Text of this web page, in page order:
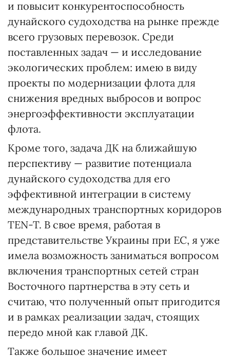
и повысит конкурентоспособность
дунайского судоходства на рынке прежде
всего грузовых перевозок. Среди
поставленных задач — и исследование
экологических проблем: имею в виду
проекты по модернизации флота для
снижения вредных выбросов и вопрос
энергоэффективности эксплуатации
флота.
Кроме того, задача ДК на ближайшую
перспективу — развитие потенциала
дунайского судоходства для его
эффективной интеграции в систему
международных транспортных коридоров
TEN-T. В свое время, работая в
представительстве Украины при ЕС, я уже
имела возможность заниматься вопросом
включения транспортных сетей стран
Восточного партнерства в эту сеть и
считаю, что полученный опыт пригодится
и в рамках реализации задач, стоящих
передо мной как главой ДК.
Также большое значение имеет